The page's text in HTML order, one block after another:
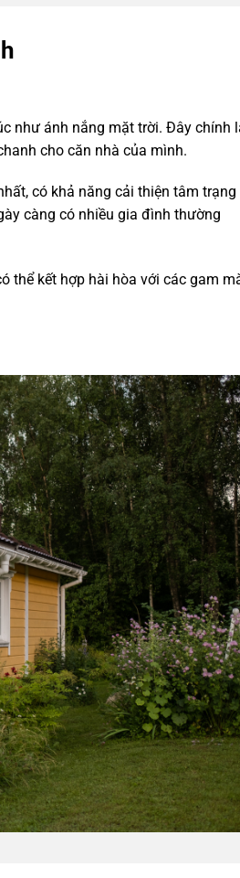
như ánh nắng mặt trời. Đây chính
cho căn nhà của mình.
có khả năng cải thiện tâm trạng
càng có nhiều gia đình thường
thể kết hợp hài hòa với các gam